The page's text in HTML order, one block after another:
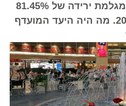
4,456,626 נוסעים ומגלמת ירידה של 81.45%
בהשוואה לשנת 2019. מה היה היעד המועדף